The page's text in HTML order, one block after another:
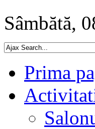
Sâmbătă,
Prima